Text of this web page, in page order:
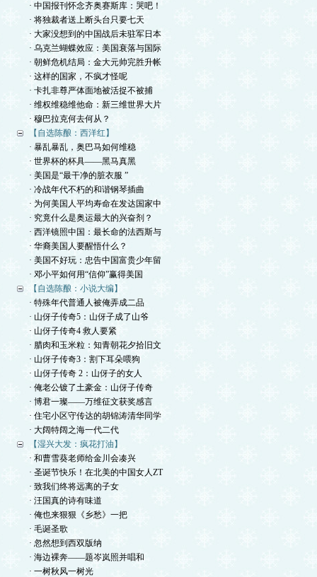
· 中国报刊怀念齐奥赛斯库：哭吧！
· 将独裁者送上断头台只要七天
· 大家没想到的中国战后未驻军日本
· 乌克兰蝴蝶效应：美国衰落与国际
· 朝鲜危机结局：金大元帅完胜升帐
· 这样的国家，不疯才怪呢
· 卡扎非尊严体面地被活捉不被捕
· 维权维稳维他命：新三维世界大片
· 穆巴拉克何去何从？
【自选陈酿：西洋红】
· 暴乱暴乱，奥巴马如何维稳
· 世界杯的杯具——黑马真黑
· 美国是“最干净的脏衣服 ”
· 冷战年代不朽的和谐钢琴插曲
· 为何美国人平均寿命在发达国家中
· 究竟什么是奥运最大的兴奋剂？
· 西洋镜照中国：最长命的法西斯与
· 华裔美国人要醒悟什么？
· 美国不好玩：忠告中国富贵少年留
· 邓小平如何用“信仰”赢得美国
【自选陈酿：小说大编】
· 特殊年代普通人被俺弄成二品
· 山伢子传奇5：山伢子成了山爷
· 山伢子传奇4 救人要紧
· 腊肉和玉米粒：知青朝花夕拾旧文
· 山伢子传奇3：割下耳朵喂狗
· 山伢子传奇 2：山伢子的女人
· 俺老公镀了土豪金：山伢子传奇
· 博君一璨——万维征文获奖感言
· 住宅小区守传达的胡锦涛清华同学
· 大阔特阔之海一代二代
【湿兴大发：疯花打油】
· 和曹雪葵老师给金川会凑兴
· 圣诞节快乐！在北美的中国女人ZT
· 致我们终将远离的子女
· 汪国真的诗有味道
· 俺也来狠狠《乡愁》一把
· 毛诞圣歌
· 忽然想到西双版纳
· 海边裸奔——题岑岚照并唱和
· 一树秋风一树光